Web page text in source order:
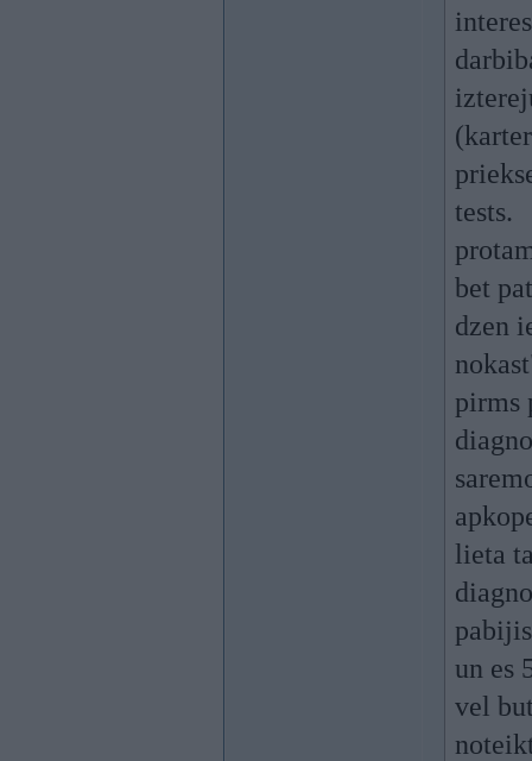
tests.
bet
dzen
pirms
lieta
un es
vel